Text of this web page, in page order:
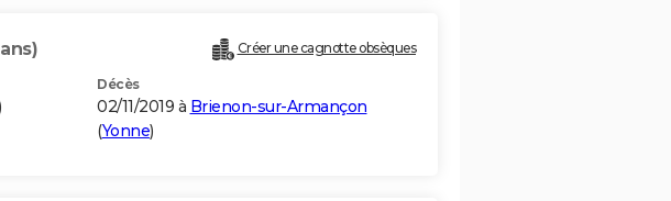
Créer une cagnotte obsèques
Décès
02/11/2019 à Brienon-sur-Armançon
(Yonne)